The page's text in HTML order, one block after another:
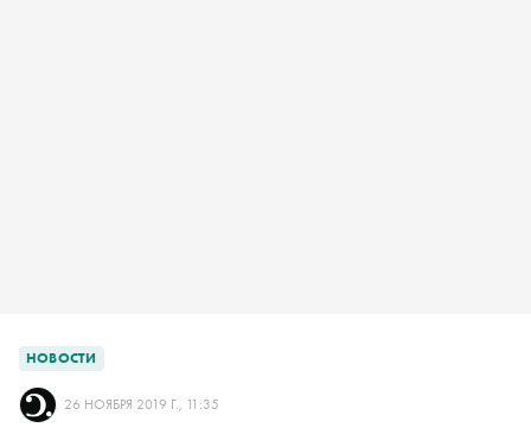
НОВОСТИ
26 НОЯБРЯ 2019 Г., 11:35